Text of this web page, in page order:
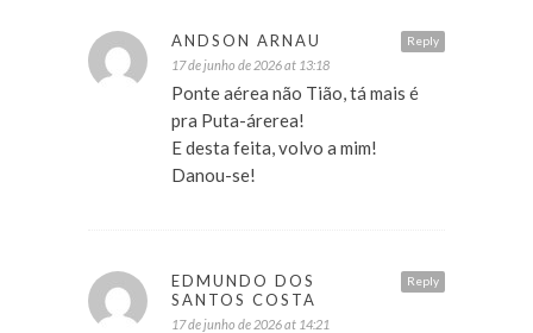
Reply
ANDSON ARNAU
17 de junho de 2026 at 13:18
Ponte aérea não Tião, tá mais é
pra Puta-árerea!
E desta feita, volvo a mim!
Danou-se!
Reply
EDMUNDO DOS
SANTOS COSTA
17 de junho de 2026 at 14:21